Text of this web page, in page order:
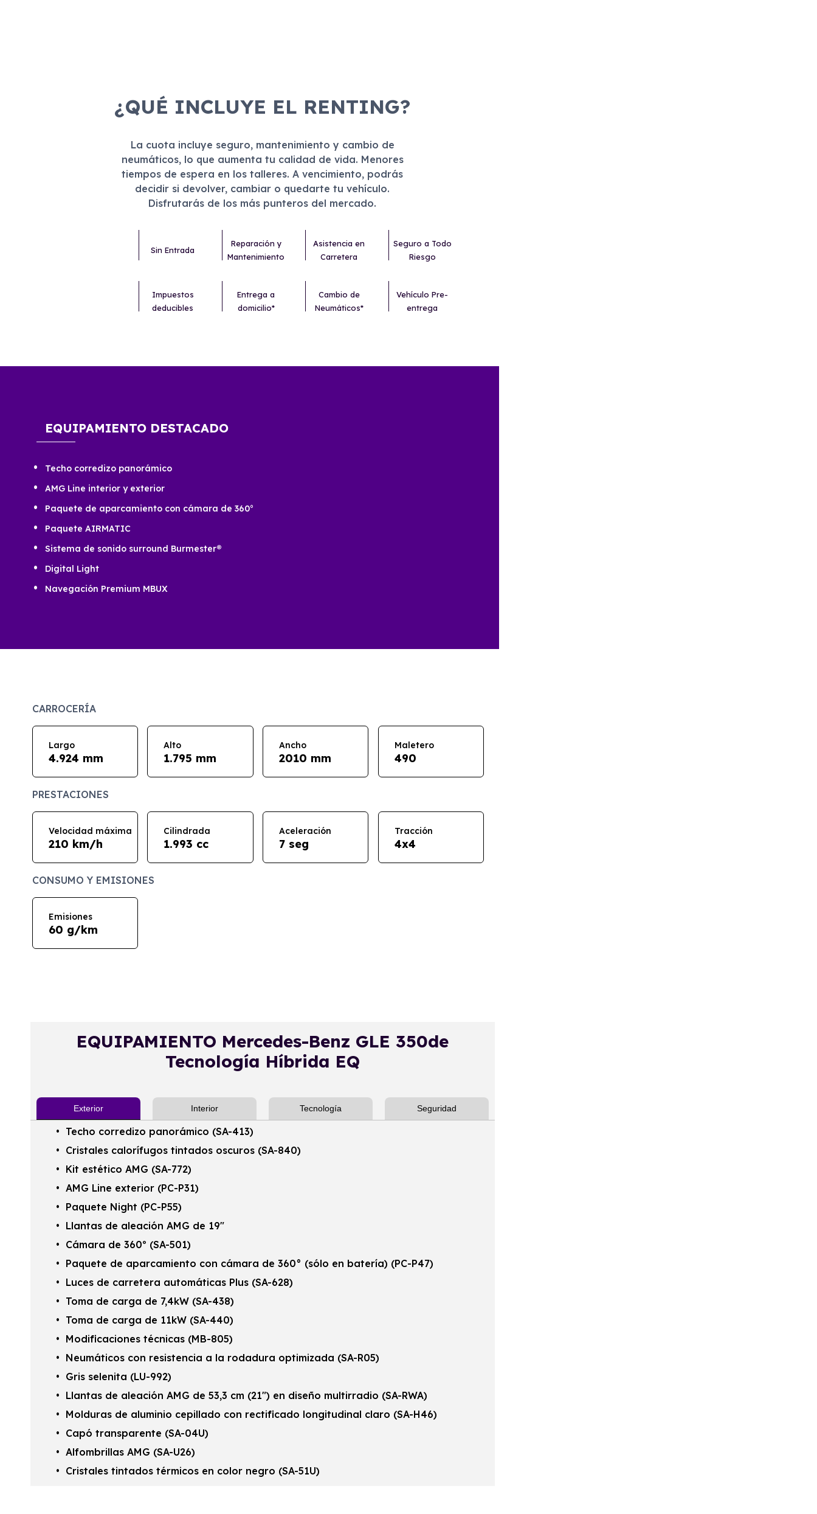
¿QUÉ INCLUYE EL RENTING?
La cuota incluye seguro, mantenimiento y cambio de
neumáticos, lo que aumenta tu calidad de vida. Menores
tiempos de espera en los talleres. A vencimiento, podrás
decidir si devolver, cambiar o quedarte tu vehículo.
Disfrutarás de los más punteros del mercado.
Sin Entrada
Reparación y
Mantenimiento
Asistencia en
Carretera
Seguro a Todo
Riesgo
Impuestos
deducibles
Entrega a
domicilio*
Cambio de
Neumáticos*
Vehículo Pre-
entrega
EQUIPAMIENTO DESTACADO
Techo corredizo panorámico
AMG Line interior y exterior
Paquete de aparcamiento con cámara de 360°
Paquete AIRMATIC
Sistema de sonido surround Burmester®
Digital Light
Navegación Premium MBUX
CARROCERÍA
Largo
4.924 mm
Alto
1.795 mm
Ancho
2010 mm
Maletero
490
PRESTACIONES
Velocidad máxima
210 km/h
Cilindrada
1.993 cc
Aceleración
7 seg
Tracción
4x4
CONSUMO Y EMISIONES
Emisiones
60 g/km
EQUIPAMIENTO Mercedes-Benz GLE 350de
Tecnología Híbrida EQ
Exterior Interior Tecnología Seguridad
Techo corredizo panorámico (SA-413)
Cristales calorífugos tintados oscuros (SA-840)
Kit estético AMG (SA-772)
AMG Line exterior (PC-P31)
Paquete Night (PC-P55)
Llantas de aleación AMG de 19"
Cámara de 360º (SA-501)
Paquete de aparcamiento con cámara de 360° (sólo en batería) (PC-P47)
Luces de carretera automáticas Plus (SA-628)
Toma de carga de 7,4kW (SA-438)
Toma de carga de 11kW (SA-440)
Modificaciones técnicas (MB-805)
Neumáticos con resistencia a la rodadura optimizada (SA-R05)
Gris selenita (LU-992)
Llantas de aleación AMG de 53,3 cm (21") en diseño multirradio (SA-RWA)
Molduras de aluminio cepillado con rectificado longitudinal claro (SA-H46)
Capó transparente (SA-04U)
Alfombrillas AMG (SA-U26)
Cristales tintados térmicos en color negro (SA-51U)